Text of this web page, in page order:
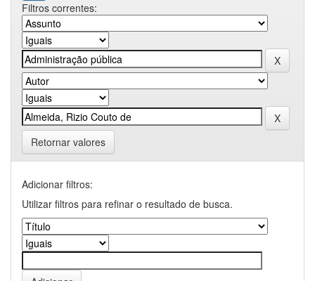
Filtros correntes:
Retornar valores
Adicionar filtros:
Utilizar filtros para refinar o resultado de busca.